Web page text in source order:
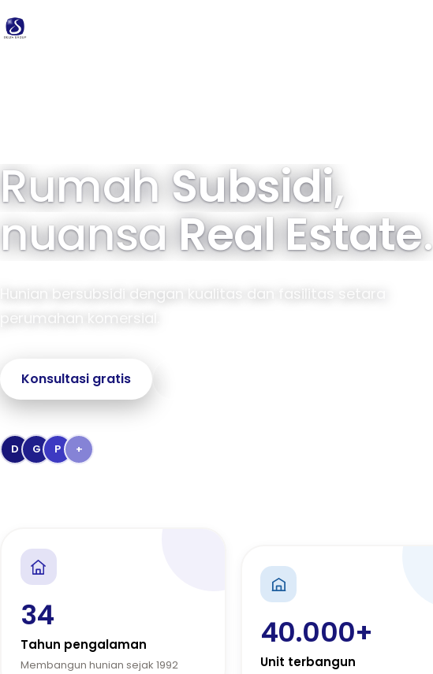
RumahSubsidi,
nuansaReal Estate.
Hunian bersubsidi dengan kualitas dan fasilitas setara
perumahan komersial.
Konsultasi gratis
D G P +
34
Tahun pengalaman
Membangun hunian sejak 1992
40.000+
Unit terbangun